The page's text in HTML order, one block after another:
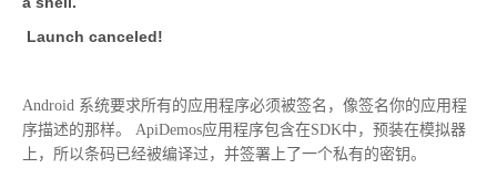
Launch canceled!
Android 系统要求所有的应用程序必须被签名，像签名你的应用程
序描述的那样。 ApiDemos应用程序包含在SDK中，预装在模拟器
上，所以条码已经被编译过，并签署上了一个私有的密钥。